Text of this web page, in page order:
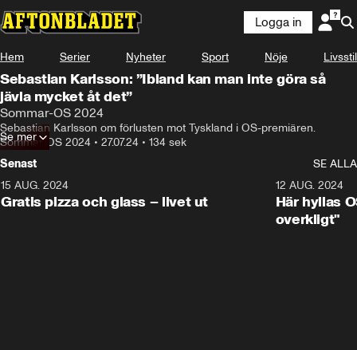
Logga in
Hem Serier Nyheter Sport Nöje Livsstil
Sebastian Karlsson: ”Ibland kan man inte göra så
jävla mycket åt det”
Sommar-OS 2024
Sebastian Karlsson om förlusten mot Tyskland i OS-premiären.
Sommar-OS 2024 • 27.07.24 • 134 sek
Se mer
Senast
SE ALLA
15 AUG. 2024
Gratis pizza och glass – livet ut
12 AUG. 2024
Här hyllas
overkligt"